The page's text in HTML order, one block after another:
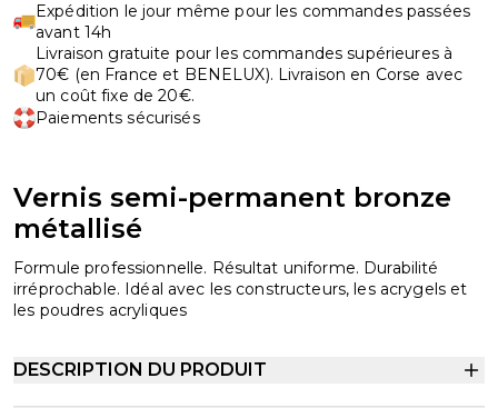
Expédition le jour même pour les commandes passées
avant 14h
Livraison gratuite pour les commandes supérieures à
70€ (en France et BENELUX). Livraison en Corse avec
un coût fixe de 20€.
Paiements sécurisés
Vernis semi-permanent bronze
métallisé
Formule professionnelle. Résultat uniforme. Durabilité
irréprochable. Idéal avec les constructeurs, les acrygels et
les poudres acryliques
DESCRIPTION DU PRODUIT